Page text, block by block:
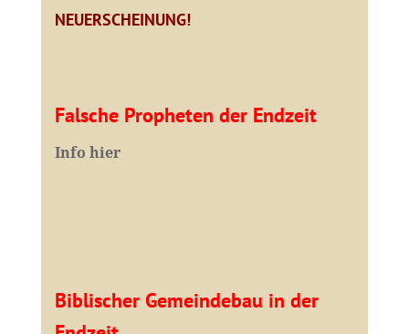
NEUERSCHEINUNG!
Falsche Propheten der Endzeit
Info hier
Biblischer Gemeindebau in der